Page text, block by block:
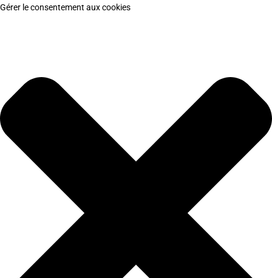
Gérer le consentement aux cookies